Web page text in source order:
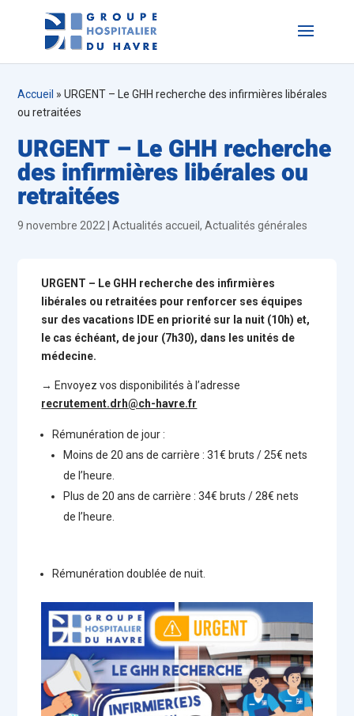
Accueil »URGENT – Le GHH recherche des infirmières libérales
ou retraitées
URGENT – Le GHH recherche
des infirmières libérales ou
retraitées
9 novembre 2022 |Actualités accueil,Actualités générales
URGENT – Le GHH recherche des infirmières
libérales ou retraitées pour renforcer ses équipes
sur des vacations IDE en priorité sur la nuit (10h) et,
le cas échéant, de jour (7h30), dans les unités de
médecine.
→ Envoyez vos disponibilités à l’adresse
recrutement.drh@ch-havre.fr
Rémunération de jour :
Moins de 20 ans de carrière : 31€ bruts / 25€ nets
de l’heure.
Plus de 20 ans de carrière : 34€ bruts / 28€ nets
de l’heure.
Rémunération doublée de nuit.